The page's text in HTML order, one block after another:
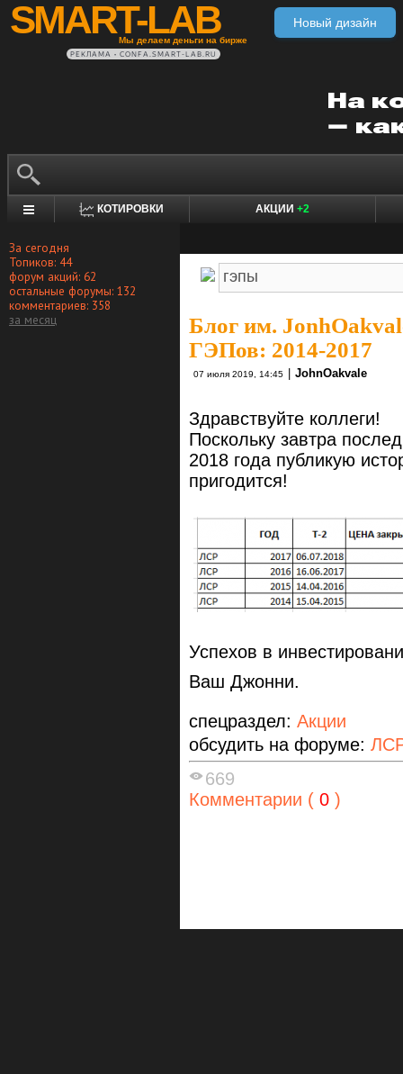
SMART-LAB
Мы делаем деньги на бирже
Новый дизайн
РЕКЛАМА • CONFA.SMART-LAB.RU
КОТИРОВКИ АКЦИИ +2
За сегодня
Топиков: 44
форум акций: 62
остальные форумы: 132
комментариев: 358
за месяц
Блог им.
ГЭПов: 2014-2017
07 июля 2019, 14:45 JohnOakvale
Здравствуйте коллеги!
Поскольку завтра
2018 года публикую
пригодится!
Успехов в
Ваш Джонни.
спецраздел: Акции
обсудить на форуме:
669
Комментарии ( 0 )